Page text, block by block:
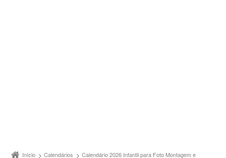
Início Calendários
Calendário 2026 Infantil para Foto Montagem e